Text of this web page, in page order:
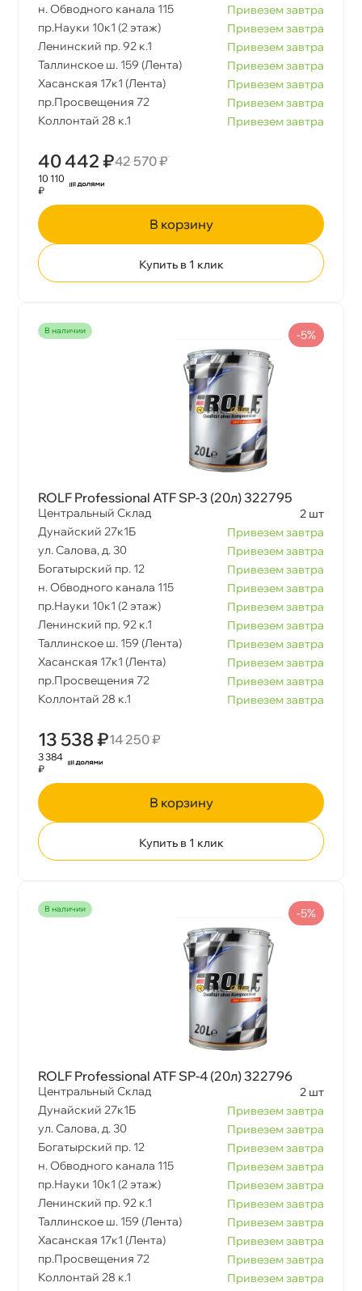
н. Обводного канала 115
Привезем завтра
пр.Науки 10к1 (2 этаж)
Привезем завтра
Ленинский пр. 92 к.1
Привезем завтра
Таллинское ш. 159 (Лента)
Привезем завтра
Хасанская 17к1 (Лента)
Привезем завтра
пр.Просвещения 72
Привезем завтра
Коллонтай 28 к.1
Привезем завтра
40 442 ₽42 570 ₽
10 110
₽
корзину
Купить в 1 клик
наличии
ROLF Professional ATF SP-3 (20л) 322795
Центральный Склад
2 шт
Дунайский 27к1Б
Привезем завтра
ул. Салова, д. 30
Привезем завтра
Богатырский пр. 12
Привезем завтра
н. Обводного канала 115
Привезем завтра
пр.Науки 10к1 (2 этаж)
Привезем завтра
Ленинский пр. 92 к.1
Привезем завтра
Таллинское ш. 159 (Лента)
Привезем завтра
Хасанская 17к1 (Лента)
Привезем завтра
пр.Просвещения 72
Привезем завтра
Коллонтай 28 к.1
Привезем завтра
13 538 ₽14 250 ₽
-5%
3 384
₽
корзину
Купить в 1 клик
наличии
ROLF Professional ATF SP-4 (20л) 322796
Центральный Склад
2 шт
Дунайский 27к1Б
Привезем завтра
ул. Салова, д. 30
Привезем завтра
Богатырский пр. 12
Привезем завтра
н. Обводного канала 115
Привезем завтра
пр.Науки 10к1 (2 этаж)
Привезем завтра
Ленинский пр. 92 к.1
Привезем завтра
Таллинское ш. 159 (Лента)
Привезем завтра
Хасанская 17к1 (Лента)
Привезем завтра
пр.Просвещения 72
Привезем завтра
Коллонтай 28 к.1
Привезем завтра
-5%